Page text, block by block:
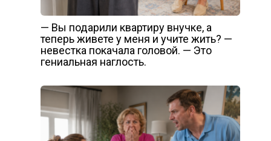
— Вы подарили квартиру внучке, а
теперь живете у меня и учите жить? —
невестка покачала головой. — Это
гениальная наглость.